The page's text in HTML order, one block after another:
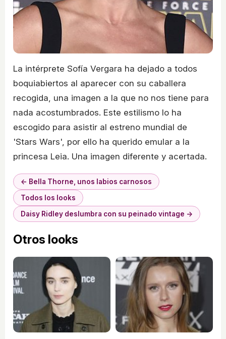
La intérprete Sofía Vergara ha dejado a todos
boquiabiertos al aparecer con su caballera
recogida, una imagen a la que no nos tiene para
nada acostumbrados. Este estilismo lo ha
escogido para asistir al estreno mundial de
'Stars Wars', por ello ha querido emular a la
princesa Leia. Una imagen diferente y acertada.
← Bella Thorne, unos labios carnosos
Todos los looks
Daisy Ridley deslumbra con su peinado vintage →
Otros looks